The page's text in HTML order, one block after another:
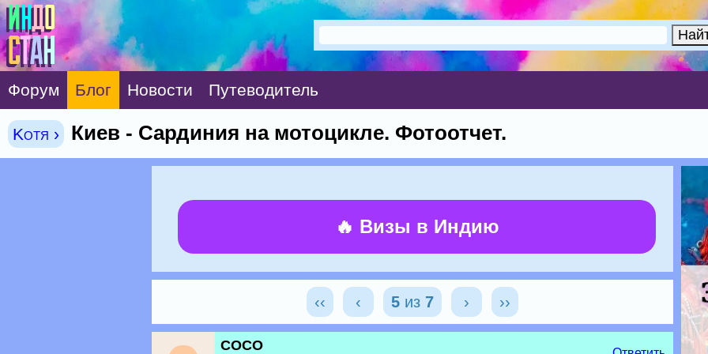
Форум Блог Новости Путеводитель
Kotя › Киев - Сардиния на мотоцикле. Фотоотчет.
🔥 Визы в Индию
‹‹ ‹ 5 из 7 › ››
COCO